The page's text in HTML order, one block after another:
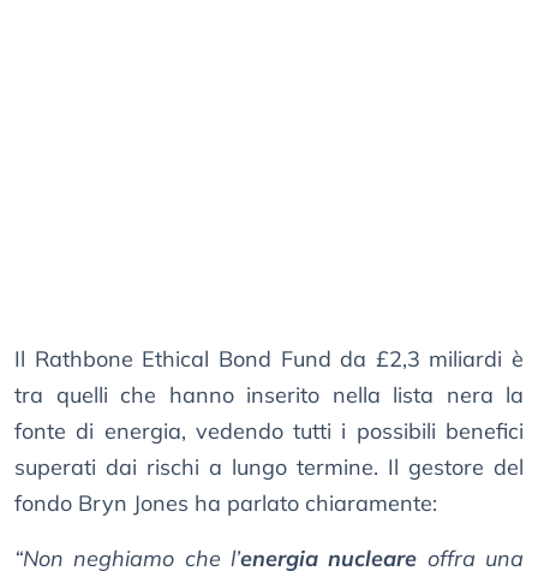
Il Rathbone Ethical Bond Fund da £2,3 miliardi è
tra quelli che hanno inserito nella lista nera la
fonte di energia, vedendo tutti i possibili benefici
superati dai rischi a lungo termine. Il gestore del
fondo Bryn Jones ha parlato chiaramente:
“Non neghiamo che l’energia nucleare offra una